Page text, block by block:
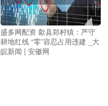
盛多网配资 歙县郑村镇：严守
耕地红线 “零”容忍占用违建 _大
皖新闻 | 安徽网